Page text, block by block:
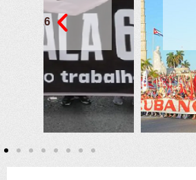
02/06/2026